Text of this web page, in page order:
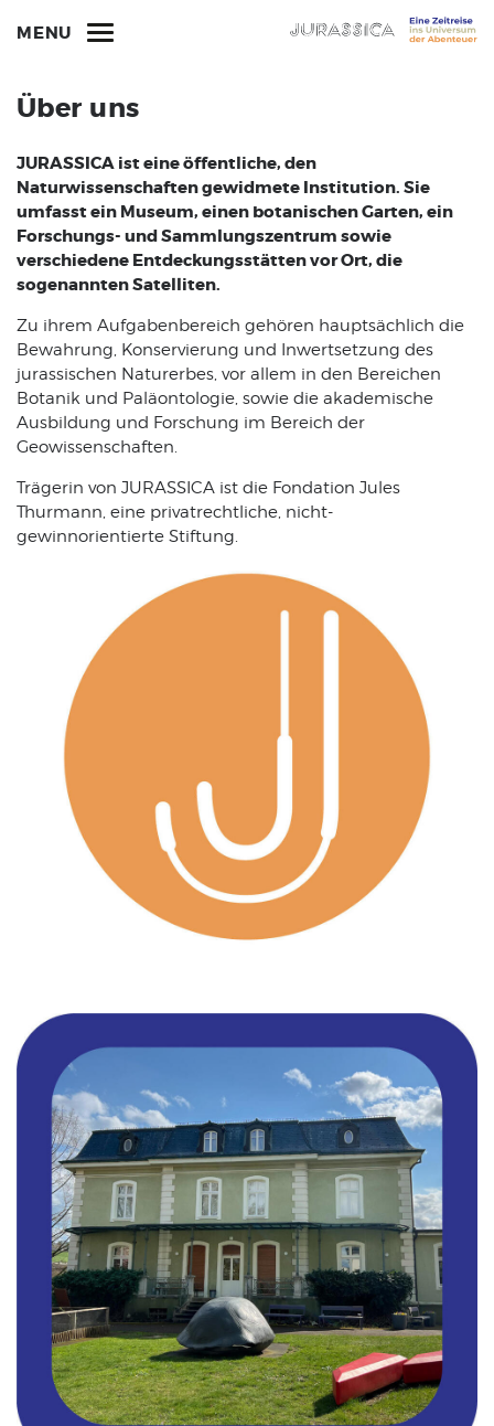
MENU
Über uns
JURASSICA ist eine öffentliche, den
Naturwissenschaften gewidmete Institution. Sie
umfasst ein Museum, einen botanischen Garten, ein
Forschungs- und Sammlungszentrum sowie
verschiedene Entdeckungsstätten vor Ort, die
sogenannten Satelliten.
Zu ihrem Aufgabenbereich gehören hauptsächlich die
Bewahrung, Konservierung und Inwertsetzung des
jurassischen Naturerbes, vor allem in den Bereichen
Botanik und Paläontologie, sowie die akademische
Ausbildung und Forschung im Bereich der
Geowissenschaften.
Trägerin von JURASSICA ist die Fondation Jules
Thurmann, eine privatrechtliche, nicht-
gewinnorientierte Stiftung.